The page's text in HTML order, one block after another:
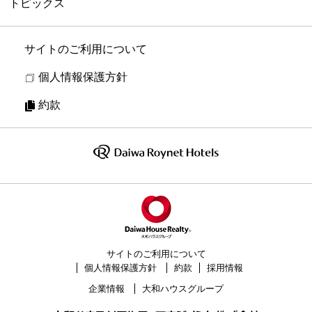
トピックス
サイトのご利用について
個人情報保護方針
約款
サイトのご利用について
個人情報保護方針
約款
採用情報
企業情報
大和ハウスグループ